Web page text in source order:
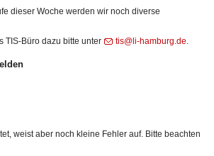
dieser Woche werden wir noch diverse
TIS-Büro dazu bitte unter
tis@li-hamburg.de.
weist aber noch kleine Fehler auf. Bitte beachten